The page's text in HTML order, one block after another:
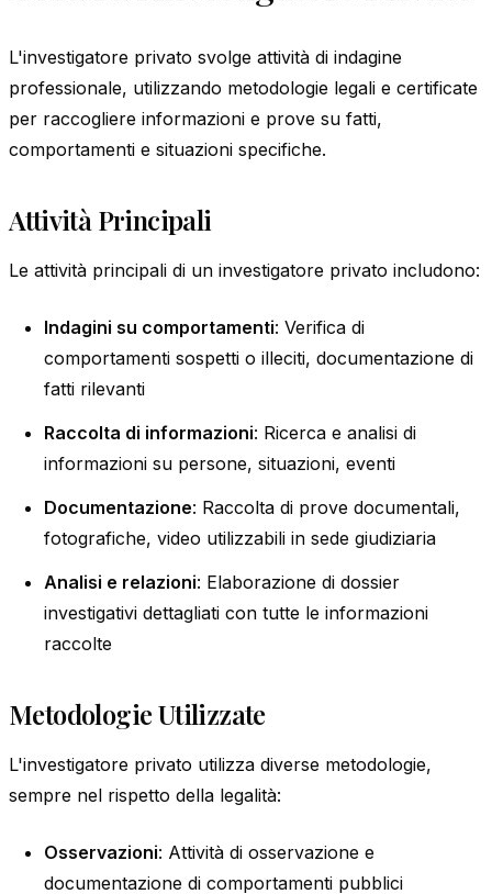
L'investigatore privato svolge attività di indagine
professionale, utilizzando metodologie legali e certificate
per raccogliere informazioni e prove su fatti,
comportamenti e situazioni specifiche.
Attività Principali
Le attività principali di un investigatore privato includono:
Indagini su comportamenti: Verifica di
comportamenti sospetti o illeciti, documentazione di
fatti rilevanti
Raccolta di informazioni: Ricerca e analisi di
informazioni su persone, situazioni, eventi
Documentazione: Raccolta di prove documentali,
fotografiche, video utilizzabili in sede giudiziaria
Analisi e relazioni: Elaborazione di dossier
investigativi dettagliati con tutte le informazioni
raccolte
Metodologie Utilizzate
L'investigatore privato utilizza diverse metodologie,
sempre nel rispetto della legalità:
Osservazioni: Attività di osservazione e
documentazione di comportamenti pubblici